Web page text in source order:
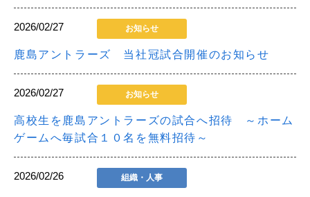
2026/02/27 お知らせ
鹿島アントラーズ 当社冠試合開催のお知らせ
2026/02/27 お知らせ
高校生を鹿島アントラーズの試合へ招待 ～ホーム
ゲームへ毎試合１０名を無料招待～
2026/02/26 組織・人事